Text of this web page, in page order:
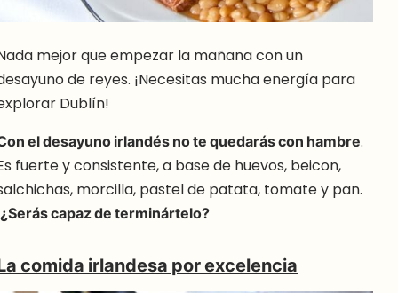
mejor que empezar la mañana con un
de reyes. ¡Necesitas mucha energía para
Dublín!
el desayuno irlandés no te quedarás con hambre.
fuerte y consistente, a base de huevos, beicon,
morcilla, pastel de patata, tomate y pan.
¿Serás capaz de terminártelo?
comida irlandesa por excelencia